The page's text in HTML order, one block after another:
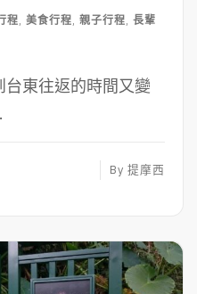
程, 美食行程, 親子行程, 長輩
東往返的時間又變
By 提摩西